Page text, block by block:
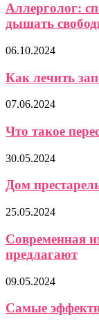
Аллерголог:
дышать
06.10.2024
Как лечить
07.06.2024
Что такое
30.05.2024
Дом
25.05.2024
Современная
предлагают
09.05.2024
Самые